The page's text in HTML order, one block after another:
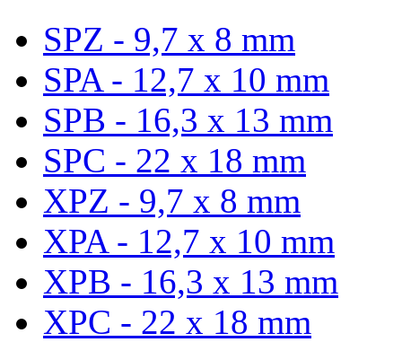
SPZ - 9,7 x 8 mm
SPA - 12,7 x 10 mm
SPB - 16,3 x 13 mm
SPC - 22 x 18 mm
XPZ - 9,7 x 8 mm
XPA - 12,7 x 10 mm
XPB - 16,3 x 13 mm
XPC - 22 x 18 mm